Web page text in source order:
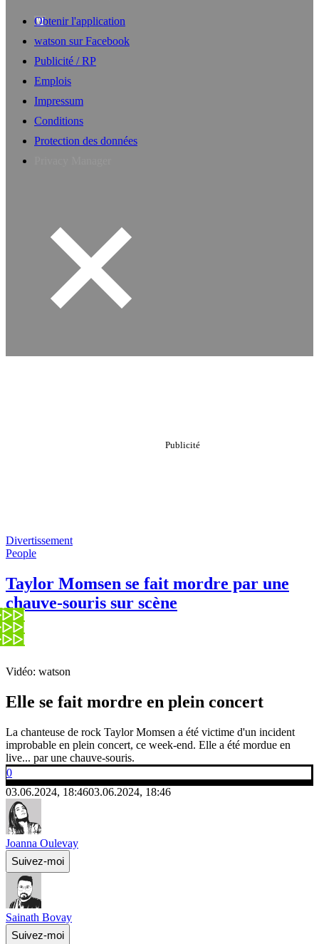
Obtenir l'application
watson sur Facebook
Publicité / RP
Emplois
Impressum
Conditions
Protection des données
Divertissement
People
Taylor Momsen se fait mordre par une
chauve-souris sur scène
Vidéo: watson
Elle se fait mordre en plein concert
La chanteuse de rock Taylor Momsen a été victime d'un incident
improbable en plein concert, ce week-end. Elle a été mordue en
live... par une chauve-souris.
0
03.06.2024, 18:4603.06.2024, 18:46
Joanna Oulevay
Suivez-moi
Sainath Bovay
Suivez-moi